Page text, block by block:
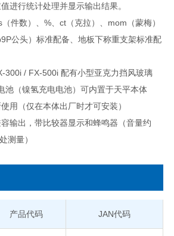
进行统计处理并显示输出结果。
件数）、%、ct（克拉）、mom（蒙梅）
公头）标准配备、地板下称重支架标准配
300i / FX-500i 配有小型亚克力挡风玻璃
池（镍氢充电电池）可内置于天平本体
用（仅在本体出厂时才可安装）
输出，带比较器显示和蜂鸣器（音量约
测量）
产品代码 JAN代码